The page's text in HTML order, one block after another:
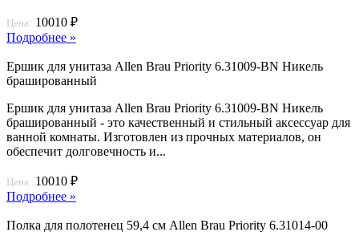
Цена: 10010 ₽
Подробнее »
Ершик для унитаза Allen Brau Priority 6.31009-BN Никель
брашированный
Ершик для унитаза Allen Brau Priority 6.31009-BN Никель
брашированный - это качественный и стильный аксессуар для
ванной комнаты. Изготовлен из прочных материалов, он
обеспечит долговечность и...
Цена: 10010 ₽
Подробнее »
Полка для полотенец 59,4 см Allen Brau Priority 6.31014-00